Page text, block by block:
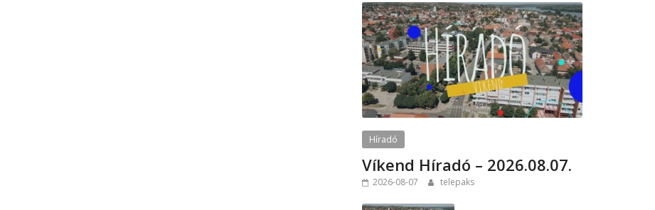
Híradó
Víkend Híradó – 2026.08.07.
2026-08-07 telepaks